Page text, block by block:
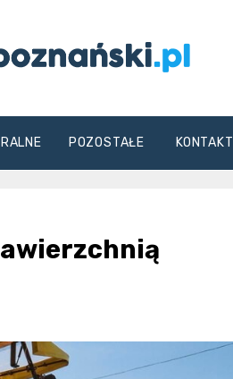
POZOSTAŁE KONTAKT